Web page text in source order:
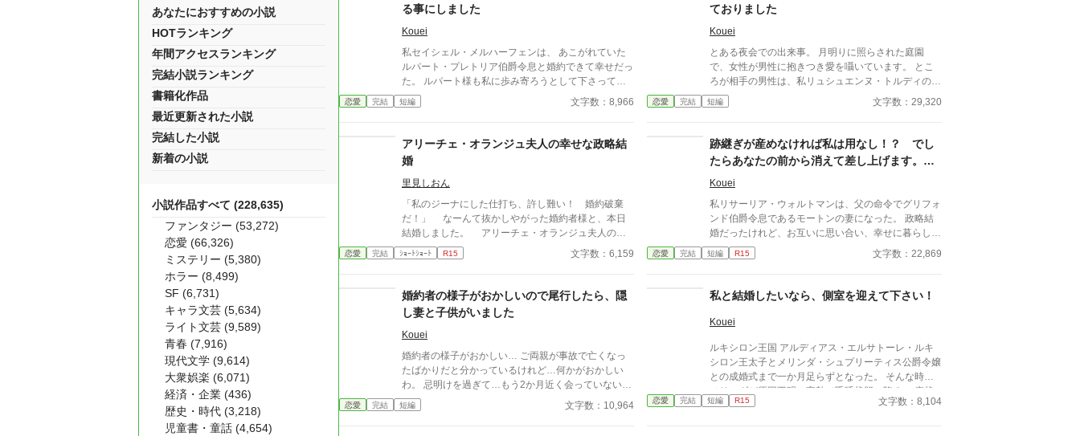
る事にしました
Kouei
私セイシェル・メルハーフェンは、 あこがれていた
ルパート・プレトリア伯爵令息と婚約できて幸せだっ
た。 ルパート様も私に歩み寄ろうとして下さってい
る。 けれど私は聞いてしまった。ルパート様の本音
を。 『我慢するしかない』 『彼女といると疲れる』
思っていたの？ だから私は決めました。 あなたを忘
れようと… ※この作品は、他投稿サイトにも公開し
ています。
恋愛 完結 短編 文字数：8,966
ておりました
Kouei
とある夜会での出来事。 月明りに照らされた庭園
で、女性が男性に抱きつき愛を囁いています。 とこ
ろが相手の男性は、私リュシュエンヌ・トルディの婚
約者オスカー・ノルマンディ伯爵令息でした。 けれ
ど私、お二人が恋人同士という事は婚約する前から存
を第二夫人として迎えるようにお薦め致しました。
愛する方と過ごすことがオスカー様の幸せ。 オスカ
ー様の幸せが私の幸せですもの。 ※この作品は、他
投稿サイトにも公開しています。
恋愛 完結 短編 文字数：29,320
アリーチェ・オランジュ夫人の幸せな政略結
婚
里見しおん
「私のジーナにした仕打ち、許し難い！ 婚約破棄
だ！」 なーんて抜かしやがった婚約者様と、本日
結婚しました。 アリーチェ・オランジュ夫人の結
婚生活のお話。
恋愛 完結 ｼｮｰﾄｼｮｰﾄ R15 文字数：6,159
跡継ぎが産めなければ私は用なし！？ でし
たらあなたの前から消えて差し上げます。ど
うぞ愛妾とお幸せに。
Kouei
私リサーリア・ウォルトマンは、父の命令でグリフォ
ンド伯爵令息であるモートンの妻になった。 政略結
婚だったけれど、お互いに思い合い、幸せに暮らして
いた。 しかし結婚して１年経っても子宝に恵まれな
かった事で、義父母に愛妾を薦められた夫。 「承知
ないと言ったのに、こんな簡単に受け入れるなん
て…！ 貴方がそのつもりなら、私は喜んで消えて差
し上げますわ。 私は切岸に立って、夕日を見ながら
にも投稿しています。
恋愛 完結 短編 R15 文字数：22,869
婚約者の様子がおかしいので尾行したら、隠
し妻と子供がいました
Kouei
婚約者の様子がおかしい… ご両親が事故で亡くなっ
たばかりだと分かっているけれど…何かがおかしい
わ。 忌明けを過ぎて…もう2か月近く会っていない
し。 だから私は婚約者を尾行した。 するとそこで目
にしたのは、婚約者そっくりの小さな男の子と美しい
恋愛 完結 短編 文字数：10,964
私と結婚したいなら、側室を迎えて下さい！
Kouei
ルキシロン王国 アルディアス・エルサトーレ・ルキ
シロン王太子とメリンダ・シュプリーティス公爵令嬢
との成婚式まで一か月足らずとなった。 そんな時、
メリンダが原因不明の高熱で昏睡状態に陥る。 病状
が落ち着き目を覚ましたメリンダは、婚約者であるア
恋愛 完結 短編 R15 文字数：8,104
あなたにおすすめの小説
HOTランキング
年間アクセスランキング
完結小説ランキング
書籍化作品
最近更新された小説
完結した小説
新着の小説
小説作品すべて (228,635)
ファンタジー (53,272)
恋愛 (66,326)
ミステリー (5,380)
ホラー (8,499)
SF (6,731)
キャラ文芸 (5,634)
ライト文芸 (9,589)
青春 (7,916)
現代文学 (9,614)
大衆娯楽 (6,071)
経済・企業 (436)
歴史・時代 (3,218)
児童書・童話 (4,654)